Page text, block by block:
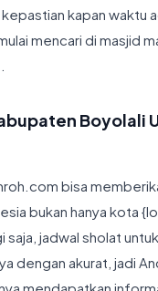
kapan waktu
mencari di masjid
Boyolali
bisa
bukan hanya kota
jadwal sholat
dengan akurat, jadi
mendapatkan